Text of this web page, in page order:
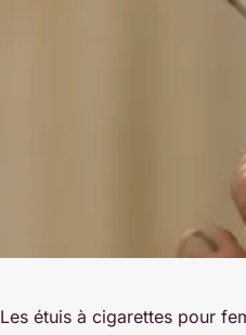
Les étuis à cigarettes pour